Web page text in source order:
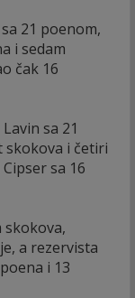
21 poenom,
i sedam
čak 16
sa 21
skokova i četiri
sa 16
skokova,
a rezervista
i 13